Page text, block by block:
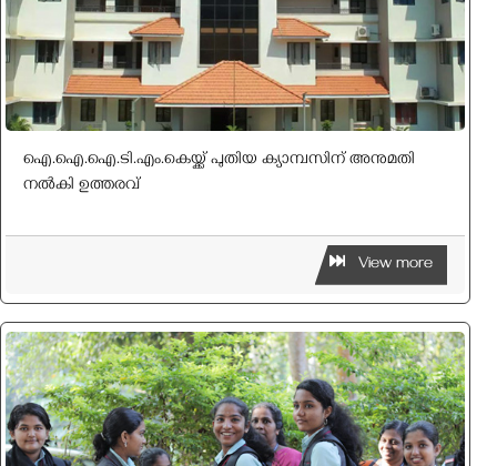
ഐ.ഐ.ഐ.ടി.എം.കെയ്ക്ക് പുതിയ ക്യാമ്പസിന് അനുമതി
നല്‍കി ഉത്തരവ്
View more